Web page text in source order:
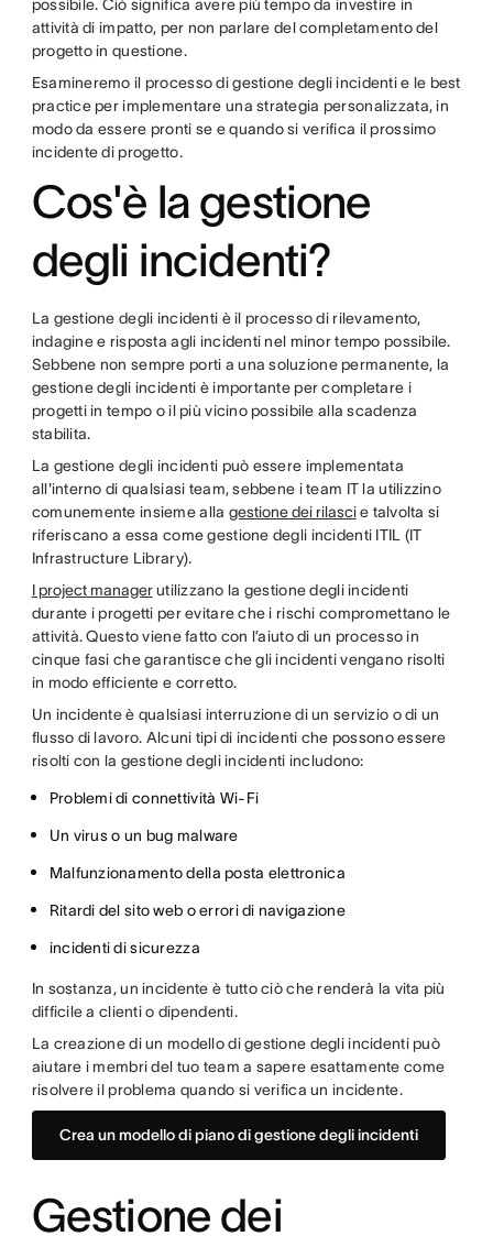
possibile. Ciò significa avere più tempo da investire in
attività di impatto, per non parlare del completamento del
progetto in questione.
Esamineremo il processo di gestione degli incidenti e le best
practice per implementare una strategia personalizzata, in
modo da essere pronti se e quando si verifica il prossimo
incidente di progetto.
Cos'è la gestione
degli incidenti?
La gestione degli incidenti è il processo di rilevamento,
indagine e risposta agli incidenti nel minor tempo possibile.
Sebbene non sempre porti a una soluzione permanente, la
gestione degli incidenti è importante per completare i
progetti in tempo o il più vicino possibile alla scadenza
stabilita.
La gestione degli incidenti può essere implementata
all'interno di qualsiasi team, sebbene i team IT la utilizzino
comunemente insieme alla gestione dei rilascie talvolta si
riferiscano a essa come gestione degli incidenti ITIL (IT
Infrastructure Library).
I project managerutilizzano la gestione degli incidenti
durante i progetti per evitare che i rischi compromettano le
attività. Questo viene fatto con l’aiuto di un processo in
cinque fasi che garantisce che gli incidenti vengano risolti
in modo efficiente e corretto.
Un incidente è qualsiasi interruzione di un servizio o di un
flusso di lavoro. Alcuni tipi di incidenti che possono essere
risolti con la gestione degli incidenti includono:
Problemi di connettività Wi-Fi
Un virus o un bug malware
Malfunzionamento della posta elettronica
Ritardi del sito web o errori di navigazione
incidenti di sicurezza
In sostanza, un incidente è tutto ciò che renderà la vita più
difficile a clienti o dipendenti.
La creazione di un modello di gestione degli incidenti può
aiutare i membri del tuo team a sapere esattamente come
risolvere il problema quando si verifica un incidente.
Crea un modello di piano di gestione degli incidenti
Gestione dei